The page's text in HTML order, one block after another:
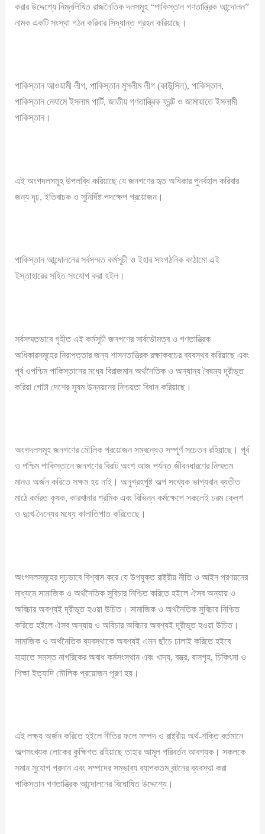
করার উদ্দেশ্যে নিম্নলিখিত রাজনৈতিক দলসমূহ “পাকিস্তান গণতান্ত্রিক আন্দোলন”
নামক একটি সংস্থা গঠন করিবার সিদ্ধান্ত গ্রহন করিয়াছে।
পাকিস্তান আওয়ামী লীগ, পাকিস্তান মুসলীম লীগ (কাউন্সিল), পাকিস্তান,
পাকিস্তান নেযামে ইসলাম পার্টি, জাতীয় গণতান্ত্রিক ফ্রন্ট ও জামায়াতে ইসলামী
পাকিস্তান।
এই অংগদলসমূহ উপলব্ধি করিয়াছে যে জনগণের হৃত অধিকার পুনর্বহাল করিবার
জন্য দৃঢ়, ইতিবাচক ও সুনির্দিষ্ট পদক্ষেপ প্রয়োজন।
পাকিস্তান আন্দোলনের সর্বসম্মত কর্মসূচী ও ইহার সাংগঠনিক কাঠামো এই
ইস্তাহারের সহিত সংযোগ করা হইল।
সর্বসম্মতভাবে গৃহীত এই কর্মসূচী জনগণের সার্বভৌমত্ব ও গণতান্ত্রিক
অধিকারসমূহের নিরাপত্তার জন্য শাসনতান্ত্রিক রক্ষাকবচের ব্যবস্থব করিয়াছে এবং
পূর্ব ওপশ্চিম পাকিস্তানের মধ্যে বিরাজমান অর্থনৈতিক ও অন্যান্য বৈষম্য দূরীভূত
করিয়া গোটা দেশের সুষম উন্নয়নের নিশ্চয়তা বিধান করিয়াছে।
অংগদলসমূহ জনগণের মৌলিক প্রয়োজন সম্বন্ধেও সম্পূর্ণ সচেতন রহিয়াছে। পূর্ব
ও পশ্চিম পাকিস্তানে জনগণের বিরাট অংশ আজ পর্যন্ত জীবনধারণের নিম্মতম
মানও অর্জন করিতে সক্ষম হয় নাই। অনুগ্রহপুষ্ট অল্প সংখ্যক ভাগ্যবান ব্যতীত
মাঠে কর্মরত কৃষক, কারখানার শ্রমিক এবং বিভিন্ন কর্মক্ষেপে সকলেই চরম ক্লেশ
ও দুঃখ-দৈন্যের মধ্যে কালাতিপাত করিতেছে।
অংগদলসমূহের দৃঢ়ভাবে বিশ্বাস করে যে উপযুক্ত রাষ্ট্রীয় নীতি ও আইন প্রণয়নের
মাধ্যমে সামাজিক ও অর্থনৈতিক সুবিচার নিশ্চিত করিতে হইলে ঐসব অন্যায় ও
অবিচার অবশ্যই দূরীভূত হওয়া উচিত। সামাজিক ও অর্থনৈতিক সুবিচার নিশ্চিত
করিতে হইলে ঐসব অন্যায় ও অবিচার অবিচার অবশ্যই দূরীভূত হওয়া উচিত।
সামাজিক ও অর্থনৈতিক ব্যবস্থাকে অবশ্যই এমন ছাঁচে ঢালাই করিতে হইবে
যাহাতে সমস্ত নাগরিকের অবাধ কর্মসংস্থান এবং খাদ্য, বস্ত্র, বাসগৃহ, চিকিৎসা ও
শিক্ষা ইত্যাদি মৌলিক প্রয়োজন পূরণ হয়।
এই লক্ষ্য অর্জন করিতে হইলে নীতির ফলে সম্পদ ও রাষ্ট্রীয় অর্থ-শক্তি বর্তমানে
অল্পসংখ্যক লোকের কুক্ষিগত রহিয়াছে তাহার আমূল পরিবর্তন আবশ্যক। সকলকে
সমান সুযোগ প্রদান এবং সম্পদের সম্ভাব্য ব্যাপকতম বন্টনের ব্যবস্থা করা
পাকিস্তান গণতান্ত্রিক আন্দোলনের বিঘোষিত উদ্দেশ্যে।